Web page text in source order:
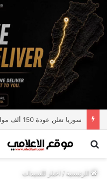
سوريا تعلن عودة 150 ألف مواطن عبر منفذ جوسية مع لبنان
بحث عن
الرئيسية/ اخبار للسيدات